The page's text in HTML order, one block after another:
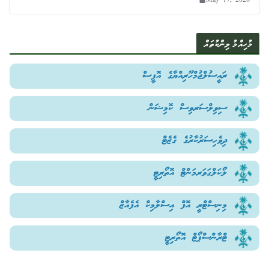
މުހިއްމު ލިންކުތައް
ރައީސުލްޖުމްހޫރިއްޔާގެ އޮފީސް
ސިވިލްސަރވިސް ކޮމިޝަން
ދިވެހިސަރުކާރުގެ ގެޒެޓް
ލޯކަލްގަވަރމަންޓް އޮތޯރިޓީ
މިނިސްޓްރީ އޮފް އިސްލާމިކް އެފެއާޒް
ޓްރާންސްޕޯޓް އޮތޯރިޓީ